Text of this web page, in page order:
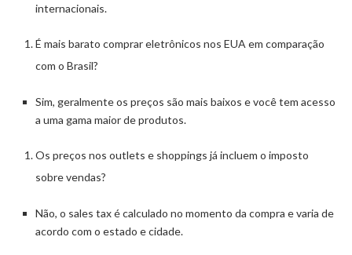
internacionais.
É mais barato comprar eletrônicos nos EUA em comparação
com o Brasil?
Sim, geralmente os preços são mais baixos e você tem acesso
a uma gama maior de produtos.
Os preços nos outlets e shoppings já incluem o imposto
sobre vendas?
Não, o sales tax é calculado no momento da compra e varia de
acordo com o estado e cidade.